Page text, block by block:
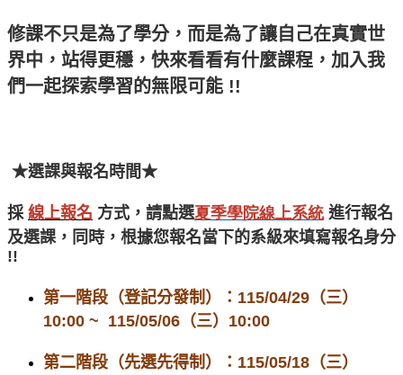
修課不只是為了學分，而是為了讓自己在真實世
界中，站得更穩，快來看看有什麼課程， 加入我
們一起探索學習的無限可能 !!
★選課與報名時間★
採 線上報名 方式，請點選夏季學院線上系統 進行報名
及選課，同時，根據您報名當下的系級來填寫報名身分
!!
第一階段（登記分發制）：115/04/29（三）
10:00 ~ 115/05/06（三）10:00
第二階段（先選先得制）：115/05/18（三）